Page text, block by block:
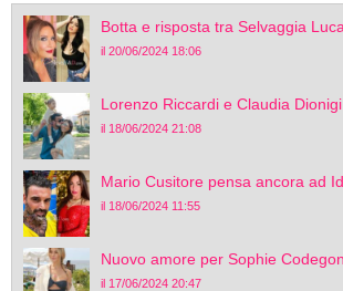
Botta e risposta tra Selvaggia
il 20/06/2024 18:06
Lorenzo Riccardi e Claudia Dionigi
il 18/06/2024 21:08
Mario Cusitore pensa ancora ad
il 18/06/2024 11:55
Nuovo amore per Sophie
il 17/06/2024 20:47